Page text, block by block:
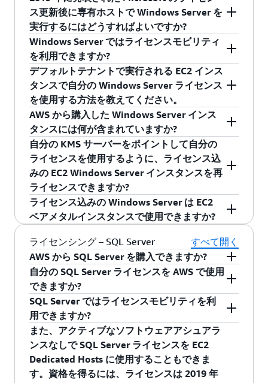
CAL に基づくライセンスもサポートされていま
す。Windows は Dedicated Hosts で使用される
最も一般的な製品です。
スまたはライセンスモビリティの特典を持たな
いライセンスをお客様が持ってくるときによく
使用されます。ソフトウェアアシュアランスま
たはライセンスモビリティの特典なしでライセ
ンスを取得する方法の詳細については、よくあ
る質問のこのセクションをご覧ください。
詳細はDedicated Hosts の詳細に関するページを
参照してください。
を取得できます。その後、お客様の BYOL マシン
イメージから Dedicated Hosts にインスタンスを
作成できます。
自分のマシンイメージを AWS で使用する方法に
ついて詳しくは、 このリンクを参照してくださ
い。
自分の既存の Windows Server ライセンスを持ち
込む場合、ライセンス込みインスタンスにより
AWS から購入した Windows Server AMI は利用
できないことにご注意ください。自分のソフト
ウェアメディアを使って自分のライセンスを持
ち込んでいただく必要があります。
る前に、Dedicated Hosts の変更を記録する機能
が AWS Config で有効になっていることを確認し
てください。AWS Config では、Dedicated Hosts
で実行されるインスタンスや AMI の対応 ID な
ど、Dedicated Hosts の設定変更を追跡します。
これらの変更は Host ID や Dedicated Hosts にイ
ンストールされたソケット数や物理コア数など
の Hosts レベルのデータとペアリングされま
す。AWS Config ではインスタンスタグの追跡も
可能です。AWS Config 出力結果で BYOL インス
タンスを人間に読める形式で表示する場合は、
意味のある識別子でインスタンスにタグを付け
ることをお勧めします。AWS Config について詳
しくは、このページを参照してください。
EC2 Dedicated Hosts にインストールされたソケ
ット数やコア数が記載されています。インスタ
ンス数、ソケット数、コア数は、Dedicated
Hosts のインスタンスタイプの設定により異なり
ます。
いいえ。自分の Windows Server ライセンスを
Dedicated Hosts に持ち込む場合、ソフトウェア
アシュアランス (SA) は必要ありません。
Windows Serverライセンスは、ライセンスが
2019 年 10 月 1 日より前に購入された場合、ま
たは 2019 年 10 月 1 日より前に有効であったア
クティブなエンタープライズ登録の下で調整と
して追加された場合、Dedicated Hosts に持ち込
むことができます。これらの特定の BYOL シナリ
オでは、ライセンスは 2019 年 10 月 1 日以前に
利用可能だったバージョンにのみアップグレー
ドできます。 Windows Server インスタンスを
ライセンス込みのインスタンスとして AWS から
購入する際、そのインスタンス用の Windows
Server ライセンスに対するソフトウェアアシュ
アランスを用意する必要はありません。
ス更新後に専有ホストで Windows Server を
実行するにはどうすればよいですか?
2019 年、Microsoft は専有ホストクラウドサー
ビスのライセンス条件を更新しました。新しい
ライセンス条件に基づいて、ライセンスが 2019
年 10 月 1 日よりも前に購入された場合、または
2019 年 10 月 1 日よりも前に有効であったアク
ティブな Enterprise Enrollment で調整として追
加された場合、適格な Windows Server ライセン
スを専有ホストで使用できます。これらの特定
の BYOL シナリオでは、ライセンスは 2019 年
10 月 1 日以前に利用可能だったバージョンにの
みアップグレードできます。
対象の Window Server ライセンスがない場合、
バージョンの Windows Server を実行する場合
は、Amazon が提供する Windows Server AMI を
Dedicated Hosts で使用できます。これにより、
Windows と SQL のワークロードに Dedicated
Hosts を引き続き使用できます。詳細について
は、Dedicated Hosts での
金セクションを参照してください。
Windows Server ではライセンスモビリティ
を利用できますか?
いいえ。Microsoft 製品規約で定められているよ
うに、Windows Server はライセンスモビリティ
の対象外です。ソフトウェアアシュアランスま
たはライセンスモビリティの特典なしでライセ
ンスを持ち込む方法の詳細については、よくあ
る質問のこのセクションをご覧ください。
デフォルトテナントで実行される EC2 インス
タンスで自分の Windows Server ライセンス
を使用する方法を教えてください。
Dedicated Hosts に Windows Server ライセンス
をデプロイすると、「ホスト」のテナントを持
つインスタンスになります。Microsoft から承認
を得ている場合を除き、デフォルトテナントの
EC2 インスタンスでは自分の Windows Server ラ
イセンスを使用しないでください。Microsoft と
カスタム規約の交渉を行ってこの承認を得てい
る場合は、AWS サポートまたは担当アカウント
マネージャーまでご連絡ください。
AWS から購入した Windows Server インス
タンスには何が含まれていますか?
AWS がお客様に代わってライセンスを管理する
ため、お客様にお支払いいただくのは使用量に
応じたインスタンス料金のみです。アクセスも
インスタンス料金に含まれているため、追加の
Windows Server CAL をご購入いただく必要もあ
りません。各インスタンスには、管理専用のリ
モート接続が 2 本含まれています。3 つ以上の接
続、または管理以外の目的でそれらの接続が必
要な場合は、追加のリモートデスクトップサー
ビスの CAL を AWS に持ち込む必要がある場合が
あります。
自分の KMS サーバーをポイントして自分の
ライセンスを使用するように、ライセンス込
みの EC2 Windows Server インスタンスを再
ライセンスできますか?
いいえ。既存の Windows Server EC2 インスタン
スを BYOL VM に再ライセンスしたり、移行した
りすることはできません。ただし、ライセンス
込みから BYOL に移行することが必要であり、移
行する必要があるアプリケーションまたは OS 設
定がある場合は、CloudEndure や AppZero など
の当社のパートナーにお問い合わせすることを
お勧めします。これらのパートナーは、これら
の種類の移行に関するサポートを提供できる場
合があります。
ライセンス込みの Windows Server は EC2
ベアメタルインスタンスで使用できますか?
はい。EC2 ベアメタルインスタンスには、AWS
から含まれるライセンスとして Windows Server
を購入するオプションが含まれています。
Windows Server ライセンス込みの EC2 ベアメタ
ルインスタンスを、Nutanixなどのサードパー
ティーハイパーバイザーで使用することもでき
ます。
ライセンシング – SQL Server
すべて開く
AWS から SQL Server を購入できますか?
はい。AWS の SQL Server ライセンス込みインス
タンスを使用して、Amazon EC2 または Amazon
Relational Database Service (RDS) で実行できま
す。Amazon EC2 と Amazon RDS のどちらにお
いても、SQL Server Web Edition、SQL Server
Standard Edition、SQL Server Enterprise Edition
が利用可能です。
自分の SQL Server ライセンスを AWS で使用
できますか?
はい。AWS に自分の SQL Server ライセンスを使
用することができます。
アクティブなソフトウェアアシュアランスを
もつ SQL Server ライセンス
SQL Server ではライセンスモビリティを利
用できますか?
はい。ソフトウェアアシュアランスが有効な
SQL Server ライセンスは、ライセンスモビリテ
ィの対象であり、デフォルトまたは専用のテナ
また、アクティブなソフトウェアアシュアラ
ンスなしで SQL Server ライセンスを EC2
Dedicated Hosts に使用することもできま
す。資格を得るには、ライセンスは 2019 年